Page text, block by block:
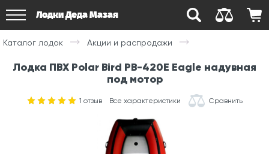
Лодки Деда Мазая
Каталог лодок Акции и распродажи
Лодка ПВХ Polar Bird PB-420E Eagle надувная
под мотор
1 отзыв Все характеристики Сравнить